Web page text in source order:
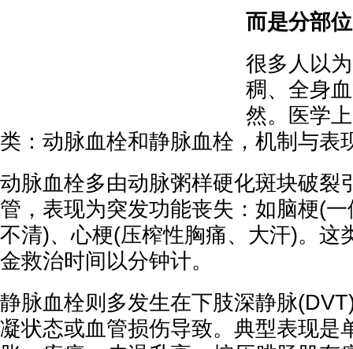
而是分部
很多人以
稠、全身
然。医学
类：动脉血栓和静脉血栓，机制与表
动脉血栓多由动脉粥样硬化斑块破裂
管，表现为突发功能丧失：如脑梗(
不清)、心梗(压榨性胸痛、大汗)。这
金救治时间以分钟计。
静脉血栓则多发生在下肢深静脉
凝状态或血管损伤导致。典型表现是